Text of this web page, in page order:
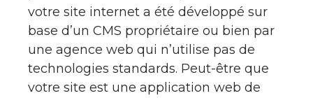
votre site internet a été développé sur
base d’un CMS propriétaire ou bien par
une agence web qui n’utilise pas de
technologies standards. Peut-être que
votre site est une application web de